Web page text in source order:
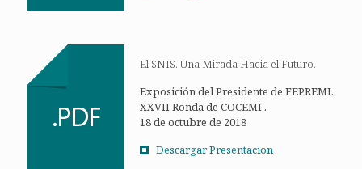
El SNIS. Una Mirada Hacia el Futuro.
Exposición del Presidente de FEPREMI.
XXVII Ronda de COCEMI .
18 de octubre de 2018
Descargar Presentacion